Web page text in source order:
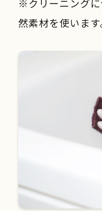
※クリーニング
然素材を使います